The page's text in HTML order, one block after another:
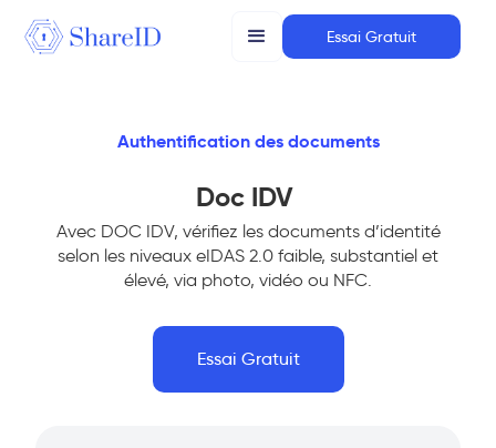
Essai Gratuit
Authentification des documents
Doc IDV
Avec DOC IDV, vérifiez les documents d’identité
selon les niveaux eIDAS 2.0 faible, substantiel et
élevé, via photo, vidéo ou NFC.
Essai Gratuit